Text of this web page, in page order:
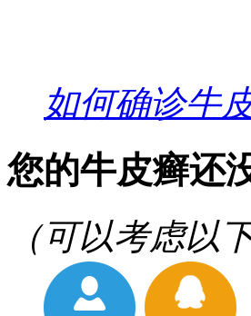
如何确诊牛
您的牛皮癣还
（可以考虑以